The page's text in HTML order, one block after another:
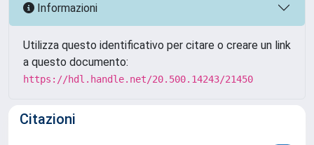
Informazioni
Utilizza questo identificativo per citare o creare un link
a questo documento:
https://hdl.handle.net/20.500.14243/21450
Citazioni